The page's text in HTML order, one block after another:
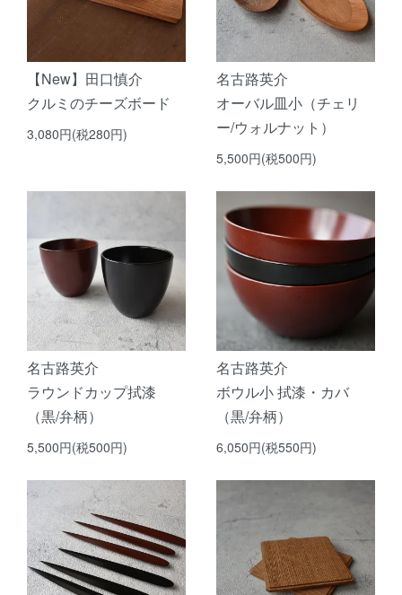
【New】田口慎介
クルミのチーズボード
3,080円(税280円)
名古路英介
オーバル皿小（チェリ
ー/ウォルナット）
5,500円(税500円)
名古路英介
ラウンドカップ拭漆
（黒/弁柄）
5,500円(税500円)
名古路英介
ボウル小 拭漆・カバ
（黒/弁柄）
6,050円(税550円)